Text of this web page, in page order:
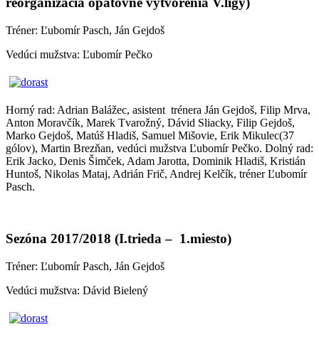
Tréner: Ľubomír Pasch, Ján Gejdoš
Vedúci mužstva: Ľubomír Pečko
Horný rad: Adrian Balážec, asistent trénera Ján Gejdoš, Filip Mrva,
Anton Moravčík, Marek Tvarožný, Dávid Sliacky, Filip Gejdoš,
Marko Gejdoš, Matúš Hladiš, Samuel Mišovie, Erik Mikulec(37
gólov), Martin Brezňan, vedúci mužstva Ľubomír Pečko. Dolný rad:
Erik Jacko, Denis Šimček, Adam Jarotta, Dominik Hladiš, Kristián
Huntoš, Nikolas Mataj, Adrián Frič, Andrej Kelčík, tréner Ľubomír
Pasch.
Sezóna 2017/2018 (I.trieda – 1.miesto)
Tréner: Ľubomír Pasch, Ján Gejdoš
Vedúci mužstva: Dávid Bielený